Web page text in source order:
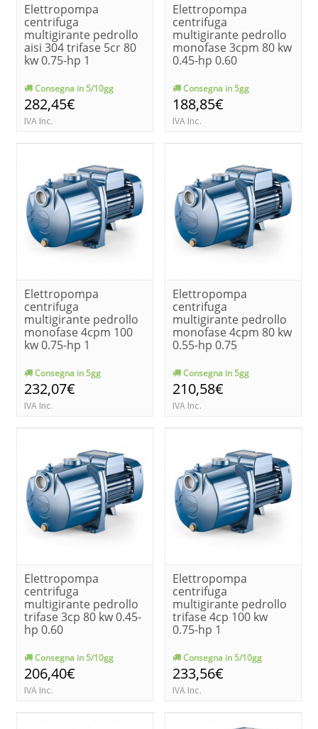
Elettropompa
centrifuga
multigirante pedrollo
aisi 304 trifase 5cr 80
kw 0.75-hp 1
Consegna in 5/10gg
282,45€
IVA Inc.
Elettropompa
centrifuga
multigirante pedrollo
monofase 3cpm 80 kw
0.45-hp 0.60
Consegna in 5gg
188,85€
IVA Inc.
Elettropompa
centrifuga
multigirante pedrollo
monofase 4cpm 100
kw 0.75-hp 1
Consegna in 5gg
232,07€
IVA Inc.
Elettropompa
centrifuga
multigirante pedrollo
monofase 4cpm 80 kw
0.55-hp 0.75
Consegna in 5gg
210,58€
IVA Inc.
Elettropompa
centrifuga
multigirante pedrollo
trifase 3cp 80 kw 0.45-
hp 0.60
Consegna in 5/10gg
206,40€
IVA Inc.
Elettropompa
centrifuga
multigirante pedrollo
trifase 4cp 100 kw
0.75-hp 1
Consegna in 5/10gg
233,56€
IVA Inc.